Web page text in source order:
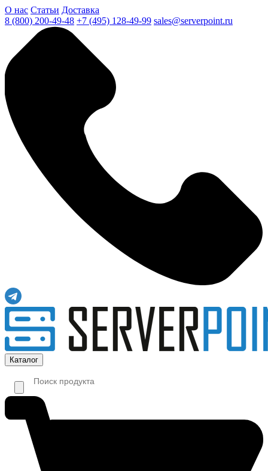
О нас Статьи Доставка
8 (800) 200-49-48 +7 (495) 128-49-99 sales@serverpoint.ru
Каталог